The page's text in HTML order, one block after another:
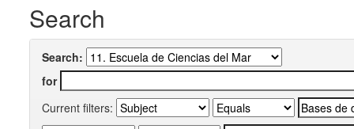
Search
Search:
for
Current filters: